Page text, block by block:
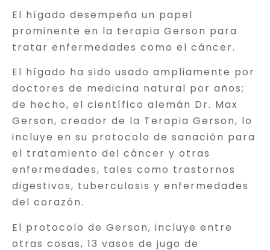
El hígado desempeña un papel
prominente en la terapia Gerson para
tratar enfermedades como el cáncer.
El hígado ha sido usado ampliamente por
doctores de medicina natural por años;
de hecho, el científico alemán Dr. Max
Gerson, creador de la Terapia Gerson, lo
incluye en su protocolo de sanación para
el tratamiento del cáncer y otras
enfermedades, tales como trastornos
digestivos, tuberculosis y enfermedades
del corazón.
El protocolo de Gerson, incluye entre
otras cosas, 13 vasos de jugo de